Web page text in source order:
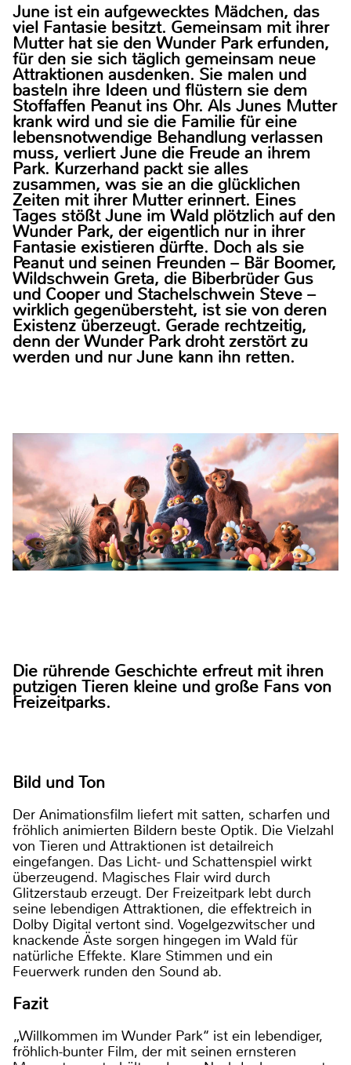
June ist ein aufgewecktes Mädchen, das
viel Fantasie besitzt. Gemeinsam mit ihrer
Mutter hat sie den Wunder Park erfunden,
für den sie sich täglich gemeinsam neue
Attraktionen ausdenken. Sie malen und
basteln ihre Ideen und flüstern sie dem
Stoffaffen Peanut ins Ohr. Als Junes Mutter
krank wird und sie die Familie für eine
lebensnotwendige Behandlung verlassen
muss, verliert June die Freude an ihrem
Park. Kurzerhand packt sie alles
zusammen, was sie an die glücklichen
Zeiten mit ihrer Mutter erinnert. Eines
Tages stößt June im Wald plötzlich auf den
Wunder Park, der eigentlich nur in ihrer
Fantasie existieren dürfte. Doch als sie
Peanut und seinen Freunden – Bär Boomer,
Wildschwein Greta, die Biberbrüder Gus
und Cooper und Stachelschwein Steve –
wirklich gegenübersteht, ist sie von deren
Existenz überzeugt. Gerade rechtzeitig,
denn der Wunder Park droht zerstört zu
werden und nur June kann ihn retten.
Die rührende Geschichte erfreut mit ihren
putzigen Tieren kleine und große Fans von
Freizeitparks.
Bild und Ton
Der Animationsfilm liefert mit satten, scharfen und
fröhlich animierten Bildern beste Optik. Die Vielzahl
von Tieren und Attraktionen ist detailreich
eingefangen. Das Licht- und Schattenspiel wirkt
überzeugend. Magisches Flair wird durch
Glitzerstaub erzeugt. Der Freizeitpark lebt durch
seine lebendigen Attraktionen, die effektreich in
Dolby Digital vertont sind. Vogelgezwitscher und
knackende Äste sorgen hingegen im Wald für
natürliche Effekte. Klare Stimmen und ein
Feuerwerk runden den Sound ab.
Fazit
„Willkommen im Wunder Park‘‘ ist ein lebendiger,
fröhlich-bunter Film, der mit seinen ernsteren